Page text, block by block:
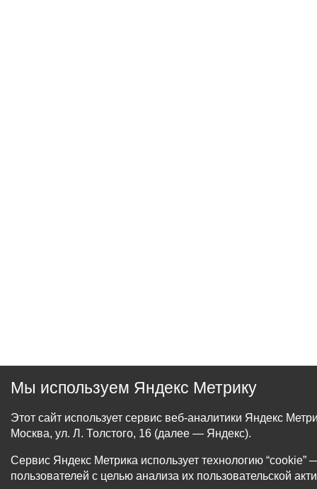
Мы используем Яндекс Метрику
Этот сайт использует сервис веб-аналитики Яндекс
Москва, ул. Л. Толстого, 16 (далее — Яндекс).
Сервис Яндекс Метрика использует технологию
пользователей с целью анализа их пользовательской